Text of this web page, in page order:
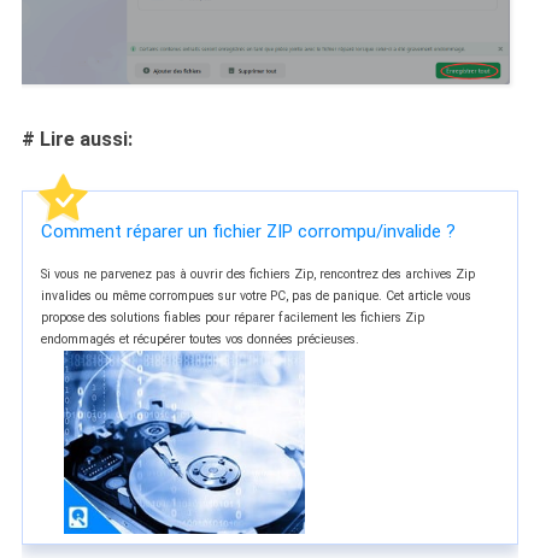
# Lire aussi:
Comment réparer un fichier ZIP corrompu/invalide ?
Si vous ne parvenez pas à ouvrir des fichiers Zip, rencontrez des archives Zip
invalides ou même corrompues sur votre PC, pas de panique. Cet article vous
propose des solutions fiables pour réparer facilement les fichiers Zip
endommagés et récupérer toutes vos données précieuses.